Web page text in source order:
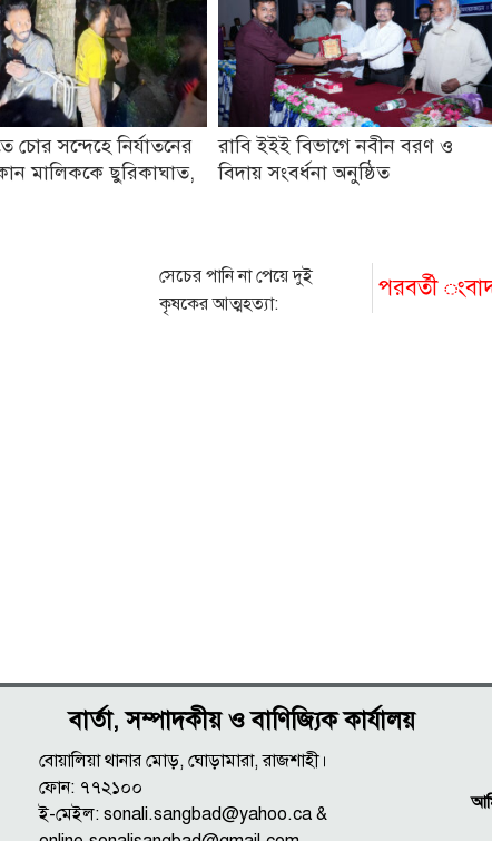
চোর সন্দেহে নির্যাতনের
মালিককে ছুরিকাঘাত,
রাবি ইইই বিভাগে নবীন বরণ ও
বিদায় সংবর্ধনা অনুষ্ঠিত
পরবর্তী
সেচের পানি না পেয়ে দুই
কৃষকের আত্মহত্যা:
বার্তা, সম্পাদকীয় ও বাণিজ্যিক কার্যালয়
বোয়ালিয়া থানার মোড়, ঘোড়ামারা, রাজশাহী।
ফোন: ৭৭২১০০
ই-মেইল: sonali.sangbad@yahoo.ca &